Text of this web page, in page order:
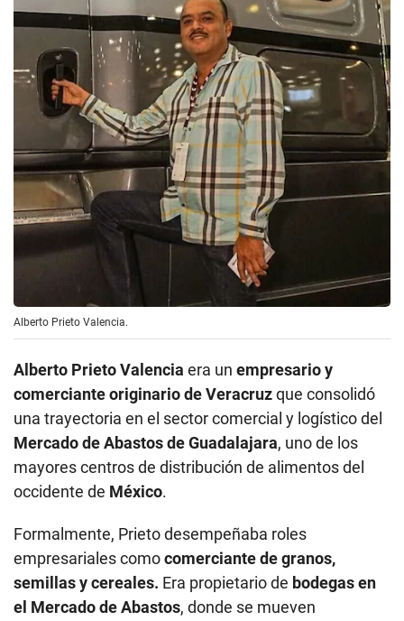
Alberto Prieto Valencia.
Alberto Prieto Valencia era un empresario y
comerciante originario de Veracruzque consolidó
una trayectoria en el sector comercial y logístico del
Mercado de Abastos de Guadalajara, uno de los
mayores centros de distribución de alimentos del
occidente de México.
Formalmente, Prieto desempeñaba roles
empresariales comocomerciante de granos,
semillas y cereales. Era propietario de bodegas en
el Mercado de Abastos, donde se mueven